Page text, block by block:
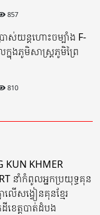
857
រាស់យន្តហោះចម្បាំង F-
ក្នុងភូមិសាស្ត្រភូមិព្រៃ
810
KUN KHMER
នាំកំពូលអ្នកប្រយុទ្ធគុន
ាលើសង្វៀនគុនខ្មែរ
ខេត្តបាត់ដំបង